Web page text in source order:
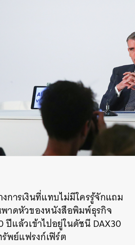
การเงินที่แทบไม่มีใครรู้จักแถม
พาดหัวของหนังสือพิมพ์ธุรกิจ
แล้วเข้าไปอยู่ในดัชนี DAX30
พย์แฟรงก์เฟิร์ต